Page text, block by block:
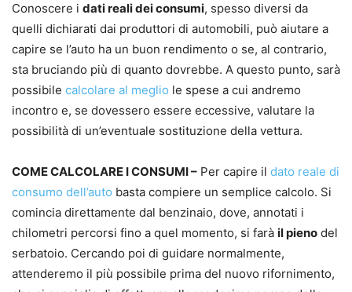
Conoscere i dati reali dei consumi, spesso diversi da
quelli dichiarati dai produttori di automobili, può aiutare a
capire se l’auto ha un buon rendimento o se, al contrario,
sta bruciando più di quanto dovrebbe. A questo punto, sarà
possibile calcolare al meglio le spese a cui andremo
incontro e, se dovessero essere eccessive, valutare la
possibilità di un’eventuale sostituzione della vettura.
COME CALCOLARE I CONSUMI – Per capire il dato reale di
consumo dell’auto basta compiere un semplice calcolo. Si
comincia direttamente dal benzinaio, dove, annotati i
chilometri percorsi fino a quel momento, si farà il pieno del
serbatoio. Cercando poi di guidare normalmente,
attenderemo il più possibile prima del nuovo rifornimento,